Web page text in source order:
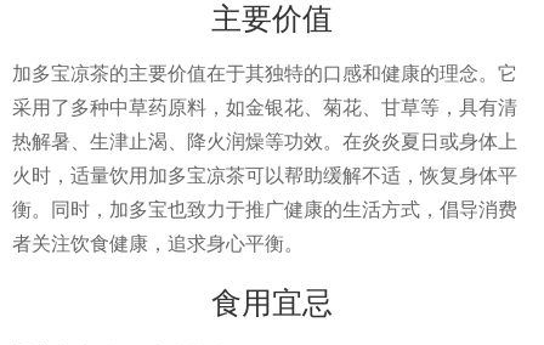
主要价值
加多宝凉茶的主要价值在于其独特的口感和健康的理念。它
采用了多种中草药原料，如金银花、菊花、甘草等，具有清
热解暑、生津止渴、降火润燥等功效。在炎炎夏日或身体上
火时，适量饮用加多宝凉茶可以帮助缓解不适，恢复身体平
衡。同时，加多宝也致力于推广健康的生活方式，倡导消费
者关注饮食健康，追求身心平衡。
食用宜忌